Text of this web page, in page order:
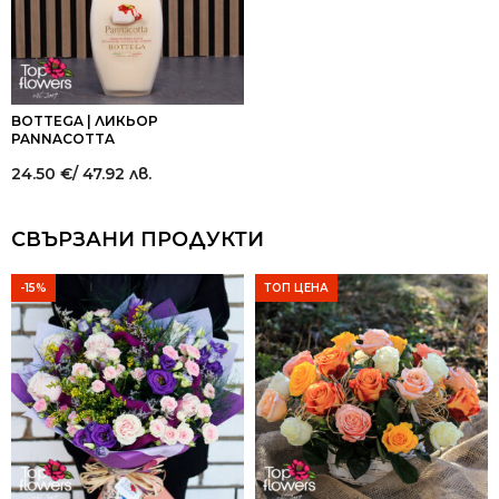
BOTTEGA | ЛИКЬОР
PANNACOTTA
24.50 €/ 47.92 лв.
СВЪРЗАНИ ПРОДУКТИ
-15% ТОП ЦЕНА